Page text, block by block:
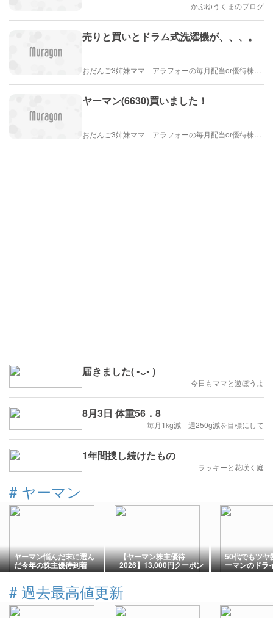
かぶゆうくまのブログ
売りと買いとドラム式洗濯機が、、、。
ヤーマン(6630)買いました！
届きました( •ᴗ• )
今日もママと遊ぼうよ
8月3日 体重56．8
毎月1kg減 週250g減を目標にして
1年間捜し続けたもの
ラッキーと花咲く庭
# ヤーマン
ヤーマン悩んだ末に選ん
だ今年の株主優待到着
【ヤーマン株主優待
2026】13,000円クーポン
で気になるニードル美容
50代でもツヤ
ーマンのドラ
ってみました
# 過去最高値更新